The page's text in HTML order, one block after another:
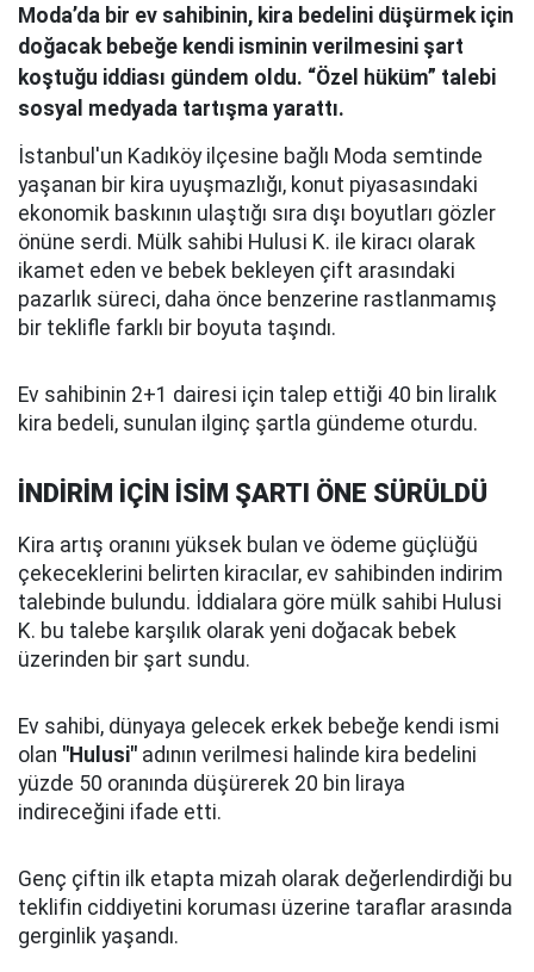
Moda’da bir ev sahibinin, kira bedelini düşürmek için
doğacak bebeğe kendi isminin verilmesini şart
koştuğu iddiası gündem oldu. “Özel hüküm” talebi
sosyal medyada tartışma yarattı.
İstanbul'un Kadıköy ilçesine bağlı Moda semtinde
yaşanan bir kira uyuşmazlığı, konut piyasasındaki
ekonomik baskının ulaştığı sıra dışı boyutları gözler
önüne serdi. Mülk sahibi Hulusi K. ile kiracı olarak
ikamet eden ve bebek bekleyen çift arasındaki
pazarlık süreci, daha önce benzerine rastlanmamış
bir teklifle farklı bir boyuta taşındı.
Ev sahibinin 2+1 dairesi için talep ettiği 40 bin liralık
kira bedeli, sunulan ilginç şartla gündeme oturdu.
İNDİRİM İÇİN İSİM ŞARTI ÖNE SÜRÜLDÜ
Kira artış oranını yüksek bulan ve ödeme güçlüğü
çekeceklerini belirten kiracılar, ev sahibinden indirim
talebinde bulundu. İddialara göre mülk sahibi Hulusi
K. bu talebe karşılık olarak yeni doğacak bebek
üzerinden bir şart sundu.
Ev sahibi, dünyaya gelecek erkek bebeğe kendi ismi
olan "Hulusi" adının verilmesi halinde kira bedelini
yüzde 50 oranında düşürerek 20 bin liraya
indireceğini ifade etti.
Genç çiftin ilk etapta mizah olarak değerlendirdiği bu
teklifin ciddiyetini koruması üzerine taraflar arasında
gerginlik yaşandı.